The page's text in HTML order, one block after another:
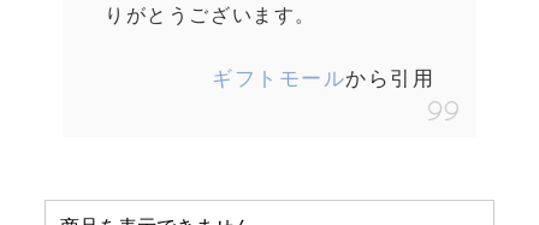
りがとうございます。
ギフトモールから引用